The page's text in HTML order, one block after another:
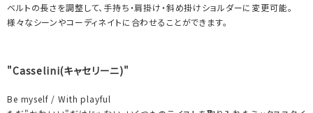
ベルトの長さを調整して、手持ち・肩掛け・斜め掛けショルダーに変更可能。
様々なシーンやコーディネイトに合わせることができます。
"Casselini(キャセリーニ)"
Be myself / With playful